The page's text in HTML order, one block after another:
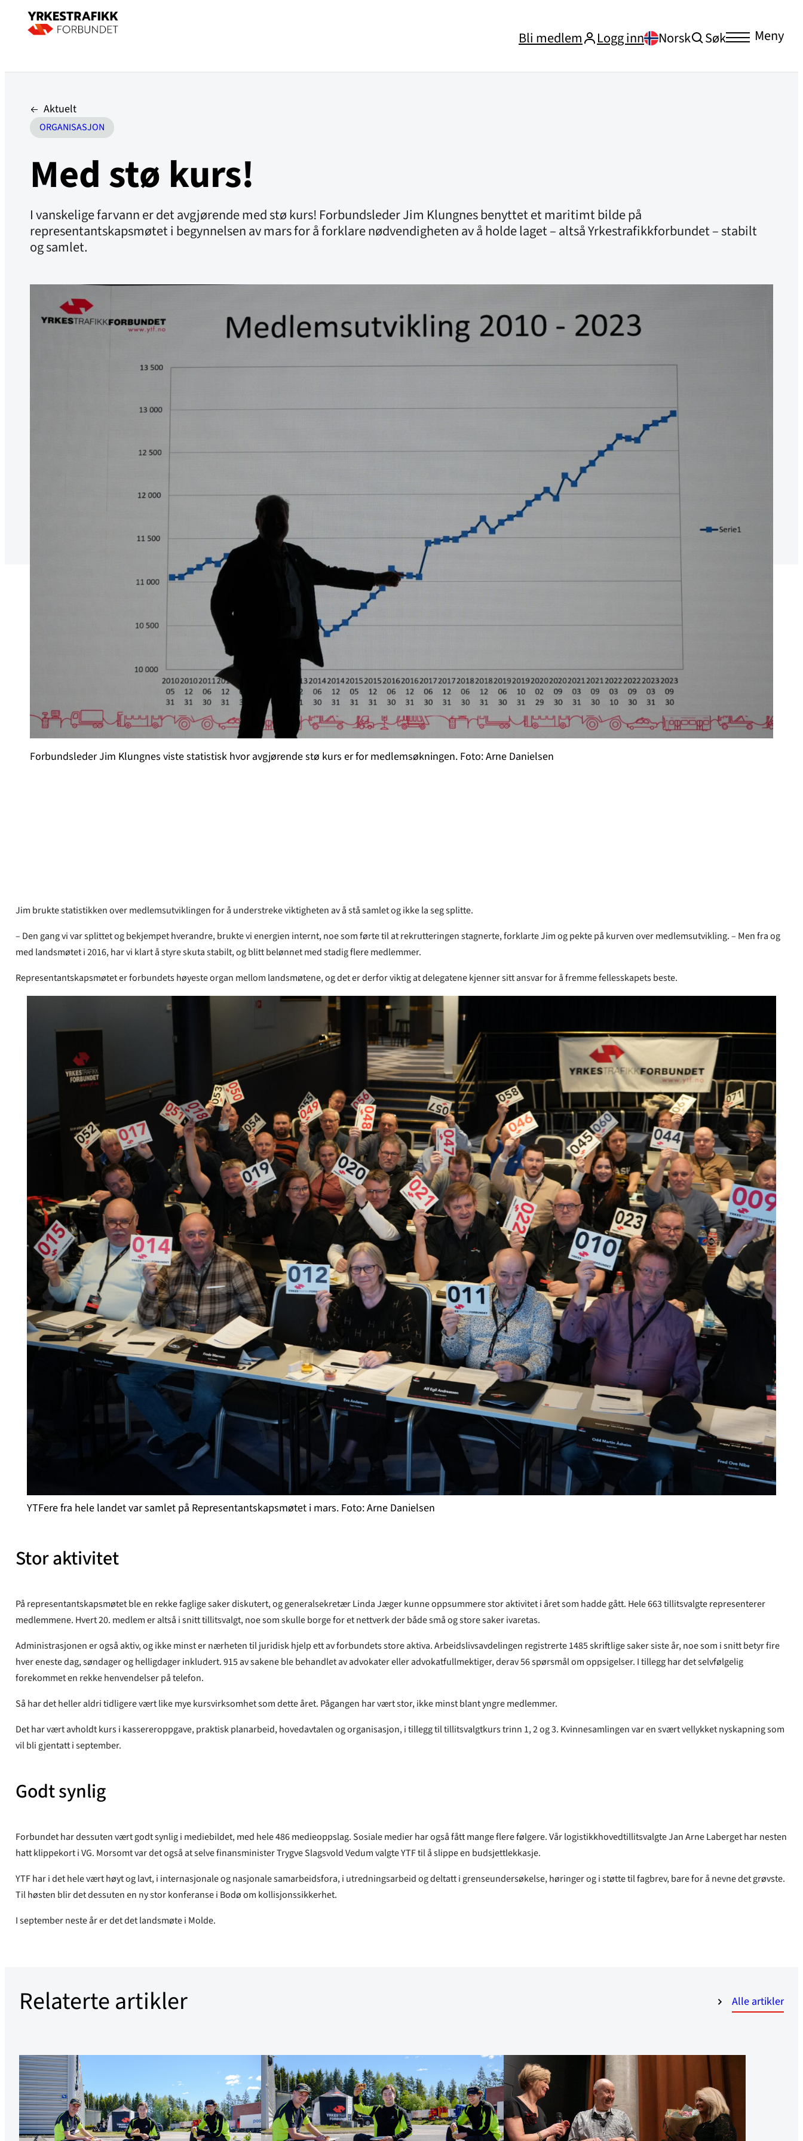
Bli medlem Logg inn Norsk Søk Meny
Aktuelt
ORGANISASJON
Med stø kurs!
I vanskelige farvann er det avgjørende med stø kurs! Forbundsleder Jim Klungnes benyttet et maritimt bilde på
representantskapsmøtet i begynnelsen av mars for å forklare nødvendigheten av å holde laget – altså Yrkestrafikkforbundet – stabilt
og samlet.
Forbundsleder Jim Klungnes viste statistisk hvor avgjørende stø kurs er for medlemsøkningen. Foto: Arne Danielsen
Jim brukte statistikken over medlemsutviklingen for å understreke viktigheten av å stå samlet og ikke la seg splitte.
– Den gang vi var splittet og bekjempet hverandre, brukte vi energien internt, noe som førte til at rekrutteringen stagnerte, forklarte Jim og pekte på kurven over medlemsutvikling. – Men fra og
med landsmøtet i 2016, har vi klart å styre skuta stabilt, og blitt belønnet med stadig flere medlemmer.
Representantskapsmøtet er forbundets høyeste organ mellom landsmøtene, og det er derfor viktig at delegatene kjenner sitt ansvar for å fremme fellesskapets beste.
YTFere fra hele landet var samlet på Representantskapsmøtet i mars. Foto: Arne Danielsen
Stor aktivitet
På representantskapsmøtet ble en rekke faglige saker diskutert, og generalsekretær Linda Jæger kunne oppsummere stor aktivitet i året som hadde gått. Hele 663 tillitsvalgte representerer
medlemmene. Hvert 20. medlem er altså i snitt tillitsvalgt, noe som skulle borge for et nettverk der både små og store saker ivaretas.
Administrasjonen er også aktiv, og ikke minst er nærheten til juridisk hjelp ett av forbundets store aktiva. Arbeidslivsavdelingen registrerte 1485 skriftlige saker siste år, noe som i snitt betyr fire
hver eneste dag, søndager og helligdager inkludert. 915 av sakene ble behandlet av advokater eller advokatfullmektiger, derav 56 spørsmål om oppsigelser. I tillegg har det selvfølgelig
forekommet en rekke henvendelser på telefon.
Så har det heller aldri tidligere vært like mye kursvirksomhet som dette året. Pågangen har vært stor, ikke minst blant yngre medlemmer.
Det har vært avholdt kurs i kassereroppgave, praktisk planarbeid, hovedavtalen og organisasjon, i tillegg til tillitsvalgtkurs trinn 1, 2 og 3. Kvinnesamlingen var en svært vellykket nyskapning som
vil bli gjentatt i september.
Godt synlig
Forbundet har dessuten vært godt synlig i mediebildet, med hele 486 medieoppslag. Sosiale medier har også fått mange flere følgere. Vår logistikkhovedtillitsvalgte Jan Arne Laberget har nesten
hatt klippekort i VG. Morsomt var det også at selve finansminister Trygve Slagsvold Vedum valgte YTF til å slippe en budsjettlekkasje.
YTF har i det hele vært høyt og lavt, i internasjonale og nasjonale samarbeidsfora, i utredningsarbeid og deltatt i grenseundersøkelse, høringer og i støtte til fagbrev, bare for å nevne det grøvste.
Til høsten blir det dessuten en ny stor konferanse i Bodø om kollisjonssikkerhet.
I september neste år er det det landsmøte i Molde.
Relaterte artikler Alle artikler